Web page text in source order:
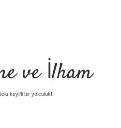
ve İlham
keyifli bir yolculuk!